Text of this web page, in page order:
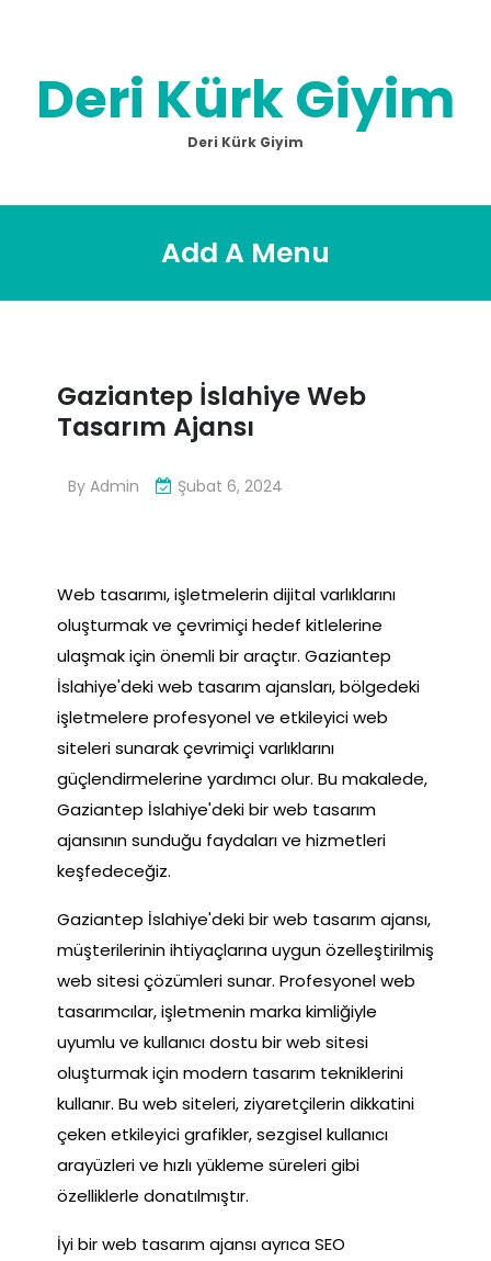
Deri Kürk Giyim
Deri Kürk Giyim
Add A Menu
Gaziantep İslahiye Web
Tasarım Ajansı
By Admin Şubat 6, 2024
Web tasarımı, işletmelerin dijital varlıklarını
oluşturmak ve çevrimiçi hedef kitlelerine
ulaşmak için önemli bir araçtır. Gaziantep
İslahiye'deki web tasarım ajansları, bölgedeki
işletmelere profesyonel ve etkileyici web
siteleri sunarak çevrimiçi varlıklarını
güçlendirmelerine yardımcı olur. Bu makalede,
Gaziantep İslahiye'deki bir web tasarım
ajansının sunduğu faydaları ve hizmetleri
keşfedeceğiz.
Gaziantep İslahiye'deki bir web tasarım ajansı,
müşterilerinin ihtiyaçlarına uygun özelleştirilmiş
web sitesi çözümleri sunar. Profesyonel web
tasarımcılar, işletmenin marka kimliğiyle
uyumlu ve kullanıcı dostu bir web sitesi
oluşturmak için modern tasarım tekniklerini
kullanır. Bu web siteleri, ziyaretçilerin dikkatini
çeken etkileyici grafikler, sezgisel kullanıcı
arayüzleri ve hızlı yükleme süreleri gibi
özelliklerle donatılmıştır.
İyi bir web tasarım ajansı ayrıca SEO